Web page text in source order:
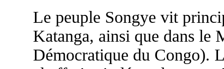
Le peuple Songye vit
Katanga, ainsi que dans le
Démocratique du Congo).